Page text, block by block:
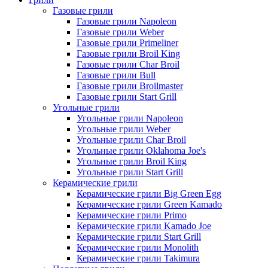
Газовые грили
Газовые грили Napoleon
Газовые грили Weber
Газовые грили Primeliner
Газовые грили Broil King
Газовые грили Char Broil
Газовые грили Bull
Газовые грили Broilmaster
Газовые грили Start Grill
Угольные грили
Угольные грили Napoleon
Угольные грили Weber
Угольные грили Char Broil
Угольные грили Oklahoma Joe's
Угольные грили Broil King
Угольные грили Start Grill
Керамические грили
Керамические грили Big Green Egg
Керамические грили Green Kamado
Керамические грили Primo
Керамические грили Kamado Joe
Керамические грили Start Grill
Керамические грили Monolith
Керамические грили Takimura